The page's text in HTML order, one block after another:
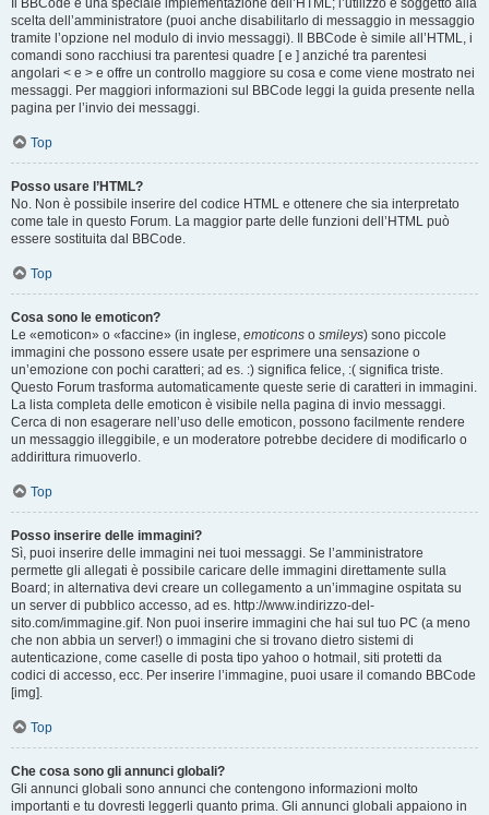
Il BBCode è una speciale implementazione dell’HTML; l’utilizzo è soggetto alla
scelta dell’amministratore (puoi anche disabilitarlo di messaggio in messaggio
tramite l’opzione nel modulo di invio messaggi). Il BBCode è simile all’HTML, i
comandi sono racchiusi tra parentesi quadre [ e ] anziché tra parentesi
angolari < e > e offre un controllo maggiore su cosa e come viene mostrato nei
messaggi. Per maggiori informazioni sul BBCode leggi la guida presente nella
pagina per l’invio dei messaggi.
Top
Posso usare l’HTML?
No. Non è possibile inserire del codice HTML e ottenere che sia interpretato
come tale in questo Forum. La maggior parte delle funzioni dell’HTML può
essere sostituita dal BBCode.
Top
Cosa sono le emoticon?
Le «emoticon» o «faccine» (in inglese, emoticons o smileys) sono piccole
immagini che possono essere usate per esprimere una sensazione o
un’emozione con pochi caratteri; ad es. :) significa felice, :( significa triste.
Questo Forum trasforma automaticamente queste serie di caratteri in immagini.
La lista completa delle emoticon è visibile nella pagina di invio messaggi.
Cerca di non esagerare nell’uso delle emoticon, possono facilmente rendere
un messaggio illeggibile, e un moderatore potrebbe decidere di modificarlo o
addirittura rimuoverlo.
Top
Posso inserire delle immagini?
Sì, puoi inserire delle immagini nei tuoi messaggi. Se l’amministratore
permette gli allegati è possibile caricare delle immagini direttamente sulla
Board; in alternativa devi creare un collegamento a un’immagine ospitata su
un server di pubblico accesso, ad es. http://www.indirizzo-del-
sito.com/immagine.gif. Non puoi inserire immagini che hai sul tuo PC (a meno
che non abbia un server!) o immagini che si trovano dietro sistemi di
autenticazione, come caselle di posta tipo yahoo o hotmail, siti protetti da
codici di accesso, ecc. Per inserire l’immagine, puoi usare il comando BBCode
[img].
Top
Che cosa sono gli annunci globali?
Gli annunci globali sono annunci che contengono informazioni molto
importanti e tu dovresti leggerli quanto prima. Gli annunci globali appaiono in